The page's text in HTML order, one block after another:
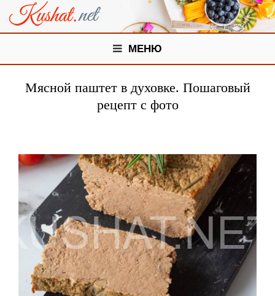
МЕНЮ
Мясной паштет в духовке. Пошаговый
рецепт с фото